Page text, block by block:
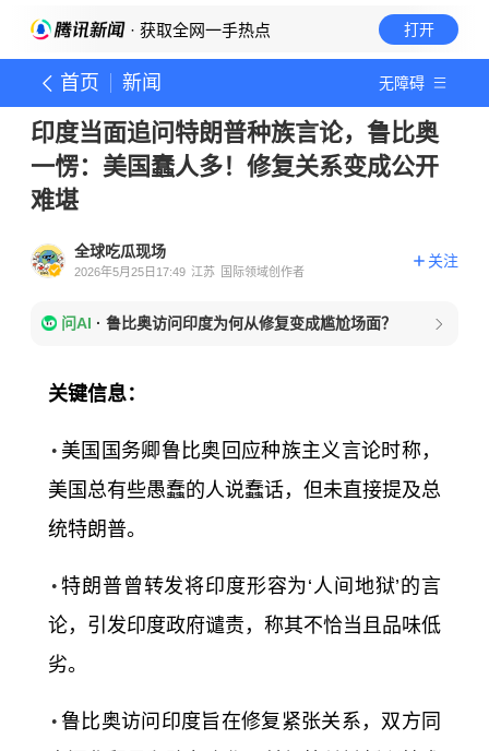
· 获取全网一手热点 打开
首页 新闻 无障碍
印度当面追问特朗普种族言论，鲁比奥
一愣：美国蠢人多！修复关系变成公开
难堪
全球吃瓜现场
2026年5月25日17:49 江苏 国际领域创作者
关注
问AI · 鲁比奥访问印度为何从修复变成尴尬场面？
关键信息：
美国国务卿鲁比奥回应种族主义言论时称，
美国总有些愚蠢的人说蠢话，但未直接提及总
统特朗普。
特朗普曾转发将印度形容为‘人间地狱’的言
论，引发印度政府谴责，称其不恰当且品味低
劣。
鲁比奥访问印度旨在修复紧张关系，双方同